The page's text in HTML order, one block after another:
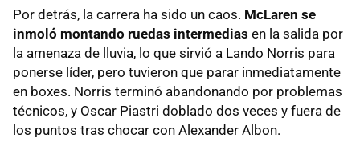
Por detrás, la carrera ha sido un caos. McLaren se
inmoló montando ruedas intermedias en la salida por
la amenaza de lluvia, lo que sirvió a Lando Norris para
ponerse líder, pero tuvieron que parar inmediatamente
en boxes. Norris terminó abandonando por problemas
técnicos, y Oscar Piastri doblado dos veces y fuera de
los puntos tras chocar con Alexander Albon.